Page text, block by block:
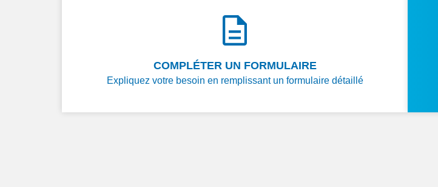
COMPLÉTER UN FORMULAIRE
Expliquez votre besoin en remplissant un formulaire détaillé